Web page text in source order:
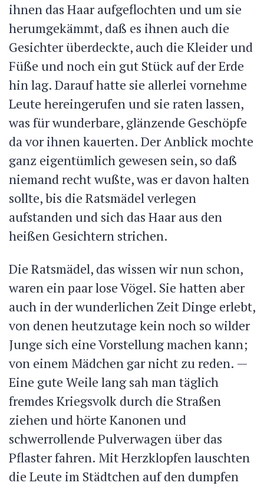
ihnen das Haar aufgeflochten und um sie
herumgekämmt, daß es ihnen auch die
Gesichter überdeckte, auch die Kleider und
Füße und noch ein gut Stück auf der Erde
hin lag. Darauf hatte sie allerlei vornehme
Leute hereingerufen und sie raten lassen,
was für wunderbare, glänzende Geschöpfe
da vor ihnen kauerten. Der Anblick mochte
ganz eigentümlich gewesen sein, so daß
niemand recht wußte, was er davon halten
sollte, bis die Ratsmädel verlegen
aufstanden und sich das Haar aus den
heißen Gesichtern strichen.
Die Ratsmädel, das wissen wir nun schon,
waren ein paar lose Vögel. Sie hatten aber
auch in der wunderlichen Zeit Dinge erlebt,
von denen heutzutage kein noch so wilder
Junge sich eine Vorstellung machen kann;
von einem Mädchen gar nicht zu reden. —
Eine gute Weile lang sah man täglich
fremdes Kriegsvolk durch die Straßen
ziehen undhörte Kanonen und
schwerrollende Pulverwagen über das
Pflaster fahren. Mit Herzklopfen lauschten
die Leute im Städtchen auf den dumpfen